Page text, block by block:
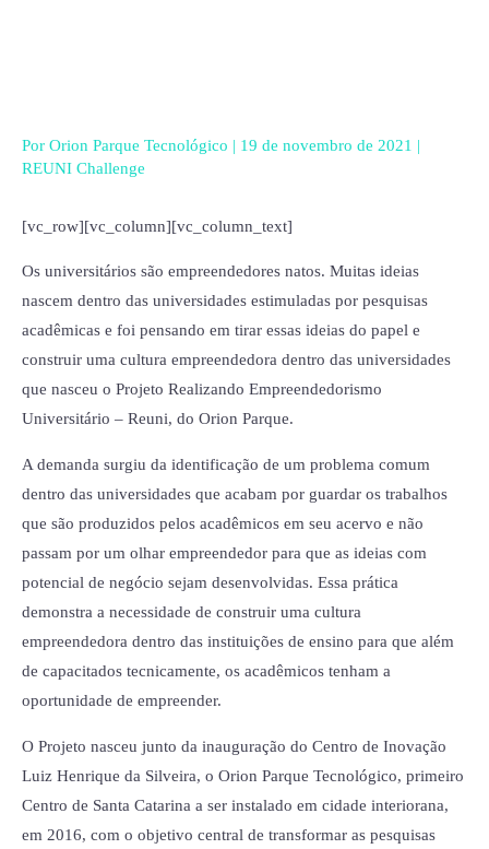
Por Orion Parque Tecnológico | 19 de novembro de 2021 |
REUNI Challenge
[vc_row][vc_column][vc_column_text]
Os universitários são empreendedores natos. Muitas ideias
nascem dentro das universidades estimuladas por pesquisas
acadêmicas e foi pensando em tirar essas ideias do papel e
construir uma cultura empreendedora dentro das universidades
que nasceu o Projeto Realizando Empreendedorismo
Universitário – Reuni, do Orion Parque.
A demanda surgiu da identificação de um problema comum
dentro das universidades que acabam por guardar os trabalhos
que são produzidos pelos acadêmicos em seu acervo e não
passam por um olhar empreendedor para que as ideias com
potencial de negócio sejam desenvolvidas. Essa prática
demonstra a necessidade de construir uma cultura
empreendedora dentro das instituições de ensino para que além
de capacitados tecnicamente, os acadêmicos tenham a
oportunidade de empreender.
O Projeto nasceu junto da inauguração do Centro de Inovação
Luiz Henrique da Silveira, o Orion Parque Tecnológico, primeiro
Centro de Santa Catarina a ser instalado em cidade interiorana,
em 2016, com o objetivo central de transformar as pesquisas